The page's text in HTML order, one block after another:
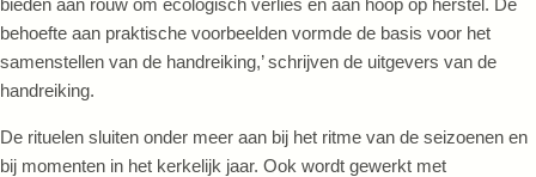
bieden aan rouw om ecologisch verlies en aan hoop op herstel. De
behoefte aan praktische voorbeelden vormde de basis voor het
samenstellen van de handreiking,’ schrijven de uitgevers van de
handreiking.
De rituelen sluiten onder meer aan bij het ritme van de seizoenen en
bij momenten in het kerkelijk jaar. Ook wordt gewerkt met